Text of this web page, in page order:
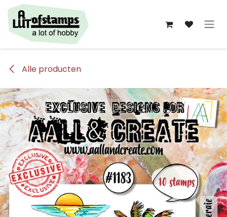
Overslaan naar inhoud
Alle producten